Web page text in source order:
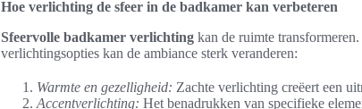
Hoe verlichting de sfeer in de badkamer kan verbeteren
Sfeervolle badkamer verlichting kan de ruimte
verlichtingsopties kan de ambiance sterk veranderen:
Warmte en gezelligheid: Zachte verlichting creëert een
Accentverlichting: Het benadrukken van specifieke